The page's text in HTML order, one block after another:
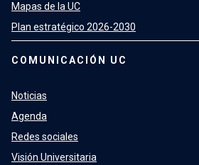
Mapas de la UC
Plan estratégico 2026-2030
COMUNICACIÓN UC
Noticias
Agenda
Redes sociales
Visión Universitaria